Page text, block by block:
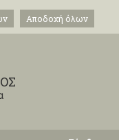
Αποδοχή όλων